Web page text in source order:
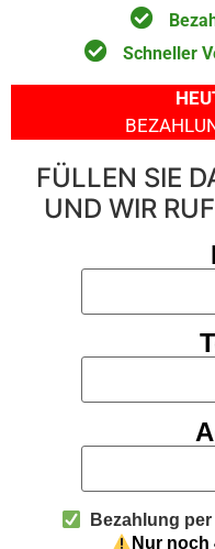
Schneller
FÜLLEN SIE
UND WIR
Bezahlung
Nur noch